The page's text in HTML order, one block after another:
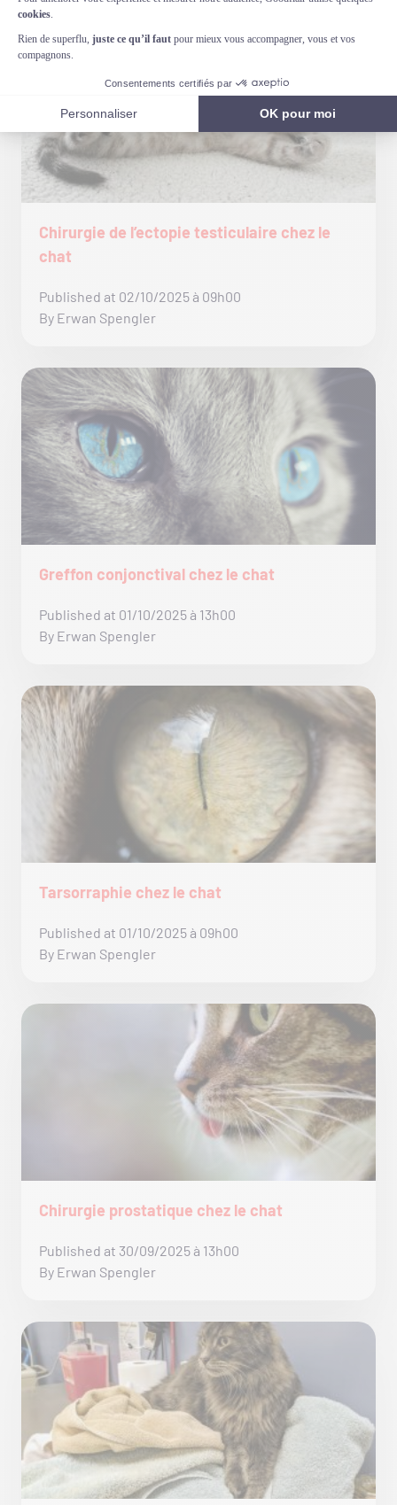
Chirurgie de l’ectopie testiculaire chez le
chat
Published at 02/10/2025 à 09h00
By Erwan Spengler
Greffon conjonctival chez le chat
Published at 01/10/2025 à 13h00
By Erwan Spengler
Tarsorraphie chez le chat
Published at 01/10/2025 à 09h00
By Erwan Spengler
Chirurgie prostatique chez le chat
Published at 30/09/2025 à 13h00
By Erwan Spengler